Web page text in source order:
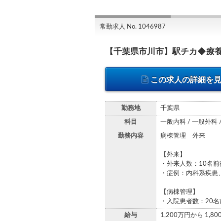
常勤求人 No. 1046987
【千葉県市川市】駅チカ◆療
この求人の詳細を
勤務地 千葉県
科目 一般内科 / 一般外科
勤務内容 病棟管理 外来
【外来】
・外来人数：10名前
・症例：内科系疾患
【病棟管理】
・入院患者数：20名
給与 1,200万円から